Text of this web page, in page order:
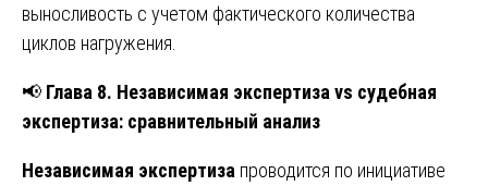
выносливость с учетом фактического количества
циклов нагружения.
📢 Глава 8. Независимая экспертиза vs судебная
экспертиза: сравнительный анализ
Независимая экспертиза проводится по инициативе